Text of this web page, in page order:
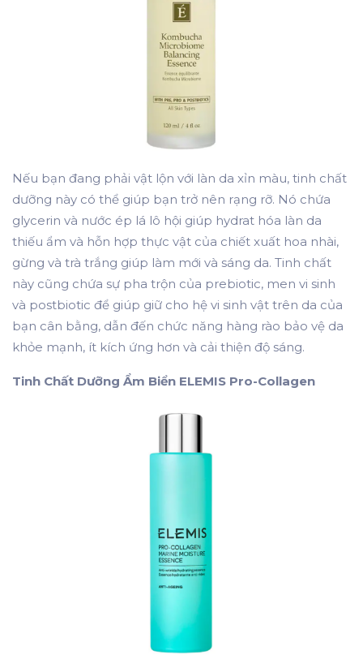
Nếu bạn đang phải vật lộn với làn da xỉn màu, tinh chất
dưỡng này có thể giúp bạn trở nên rạng rỡ. Nó chứa
glycerin và nước ép lá lô hội giúp hydrat hóa làn da
thiếu ẩm và hỗn hợp thực vật của chiết xuất hoa nhài,
gừng và trà trắng giúp làm mới và sáng da. Tinh chất
này cũng chứa sự pha trộn của prebiotic, men vi sinh
và postbiotic để giúp giữ cho hệ vi sinh vật trên da của
bạn cân bằng, dẫn đến chức năng hàng rào bảo vệ da
khỏe mạnh, ít kích ứng hơn và cải thiện độ sáng.
Tinh Chất Dưỡng Ẩm Biển ELEMIS Pro-Collagen